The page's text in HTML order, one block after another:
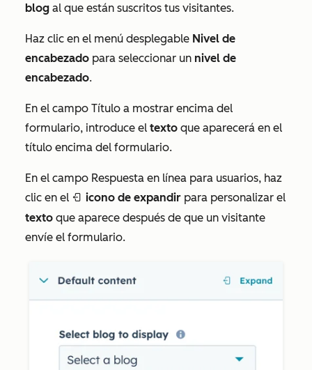
blog al que están suscritos tus visitantes.
Haz clic en el menú desplegable Nivel de
encabezado para seleccionar un nivel de
encabezado.
En el campo Título a mostrar encima del
formulario, introduce el texto que aparecerá en el
título encima del formulario.
En el campo Respuesta en línea para usuarios, haz
clic en el expandIcon icono de expandir para personalizar el
texto que aparece después de que un visitante
envíe el formulario.